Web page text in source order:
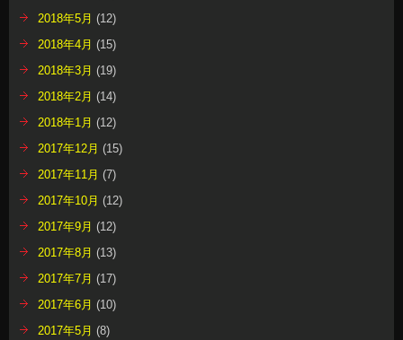
2018年5月 (12)
2018年4月 (15)
2018年3月 (19)
2018年2月 (14)
2018年1月 (12)
2017年12月 (15)
2017年11月 (7)
2017年10月 (12)
2017年9月 (12)
2017年8月 (13)
2017年7月 (17)
2017年6月 (10)
2017年5月 (8)